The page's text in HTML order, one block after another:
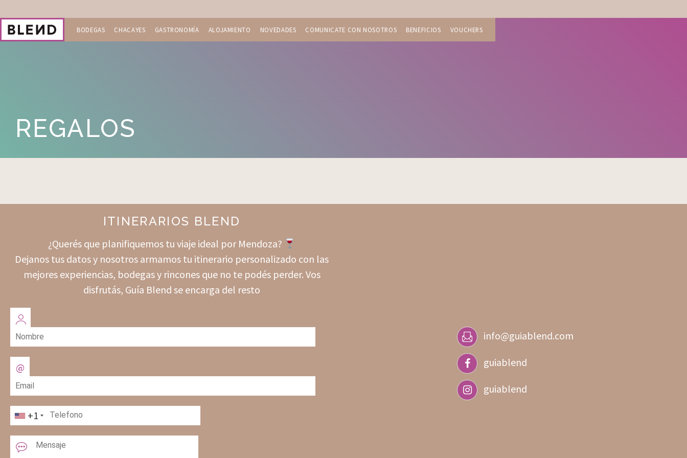
content
BODEGAS CHACAYES GASTRONOMÍA ALOJAMIENTO NOVEDADES COMUNICATE CON NOSOTROS BENEFICIOS VOUCHERS
REGALOS
ITINERARIOS BLEND
¿Querés que planifiquemos tu viaje ideal por Mendoza?
Dejanos tus datos y nosotros armamos tu itinerario personalizado con las
mejores experiencias, bodegas y rincones que no te podés perder. Vos
disfrutás, Guía Blend se encarga del resto
+1
info@guiablend.com
guiablend
guiablend